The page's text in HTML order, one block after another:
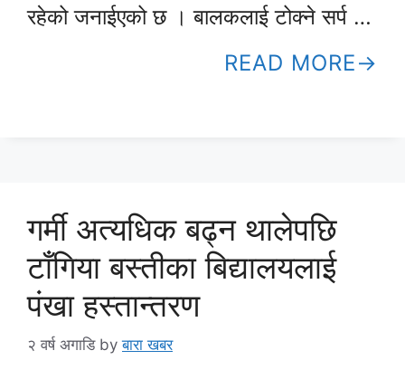
रहेको जनाईएको छ । बालकलाई टोक्ने सर्प …
READ MORE
गर्मी अत्यधिक बढ्न थालेपछि
टाँगिया बस्तीका बिद्यालयलाई
पंखा हस्तान्तरण
२ वर्ष अगाडि byबारा खबर